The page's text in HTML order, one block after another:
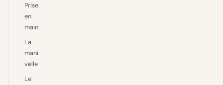
Prise
en
main
La
mani
velle
Le